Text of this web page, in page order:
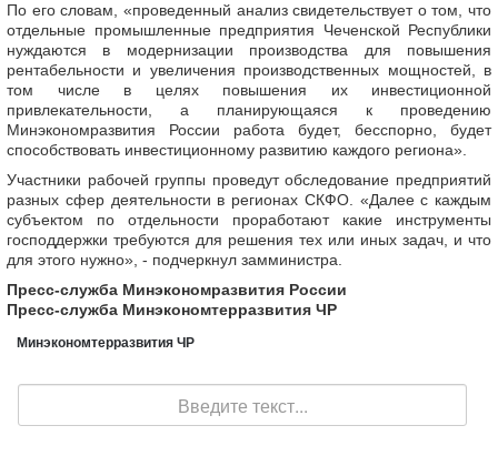
По его словам, «проведенный анализ свидетельствует о том, что
отдельные промышленные предприятия Чеченской Республики
нуждаются в модернизации производства для повышения
рентабельности и увеличения производственных мощностей, в
том числе в целях повышения их инвестиционной
привлекательности, а планирующаяся к проведению
Минэкономразвития России работа будет, бесспорно, будет
способствовать инвестиционному развитию каждого региона».
Участники рабочей группы проведут обследование предприятий
разных сфер деятельности в регионах СКФО. «Далее с каждым
субъектом по отдельности проработают какие инструменты
господдержки требуются для решения тех или иных задач, и что
для этого нужно», - подчеркнул замминистра.
Пресс-служба Минэкономразвития России
Пресс-служба Минэкономтерразвития ЧР
Минэкономтерразвития ЧР